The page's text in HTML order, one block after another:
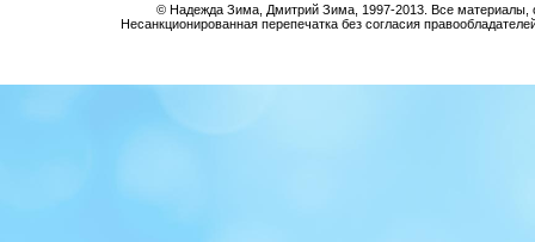
© Надежда Зима, Дмитрий Зима, 1997-2013. Все материалы,
Несанкционированная перепечатка без согласия